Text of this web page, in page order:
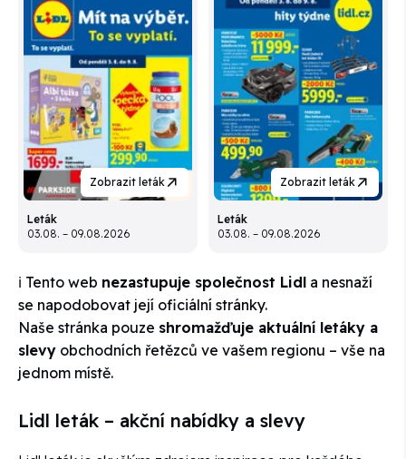
Zobrazit leták
Leták
03.08. – 09.08.2026
Zobrazit leták
Leták
03.08. – 09.08.2026
ℹ️ Tento web nezastupuje společnost Lidl a nesnaží
se napodobovat její oficiální stránky.
Naše stránka pouze shromažďuje aktuální letáky a
slevy obchodních řetězců ve vašem regionu – vše na
jednom místě.
Lidl leták – akční nabídky a slevy